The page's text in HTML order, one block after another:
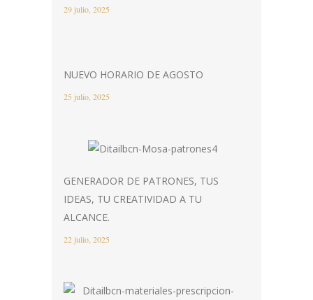
29 julio, 2025
NUEVO HORARIO DE AGOSTO
25 julio, 2025
GENERADOR DE PATRONES, TUS
IDEAS, TU CREATIVIDAD A TU
ALCANCE.
22 julio, 2025